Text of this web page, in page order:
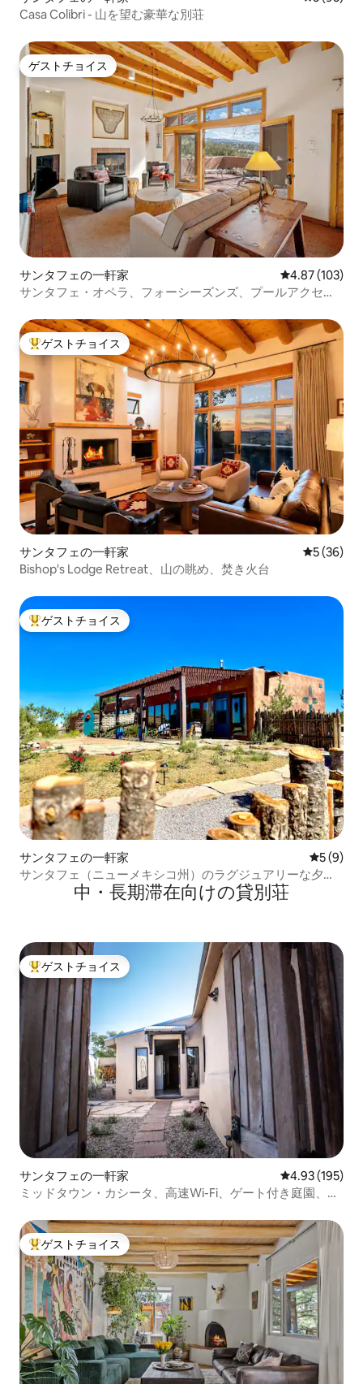
Casa Colibri - 山を望む豪華な別荘
ゲストチョイス
ゲストチョイス
サンタフェの一軒家 レビュー103
4.87 (103)
サンタフェ・オペラ、フォーシーズンズ、プールアクセス
大好評のゲストチョイスです。
ゲストチョイス
サンタフェの一軒家 レビュー
5 (36)
Bishop's Lodge Retreat、山の眺め、焚き火台
大好評のゲストチョイスです。
ゲストチョイス
サンタフェの一軒家 レビュー
5 (9)
サンタフェ（ニューメキシコ州）のラグジュアリーな夕暮
れどきのカサ中・長期滞在向けの貸別荘
大好評のゲストチョイスです。
ゲストチョイス
サンタフェの一軒家 レビュー195
4.93 (195)
ミッドタウン・カシータ、高速Wi-Fi、ゲート付き庭園、駐
大好評のゲストチョイスです。
ゲストチョイス